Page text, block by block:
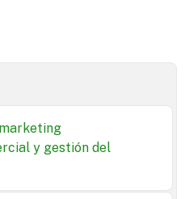
y gestión del